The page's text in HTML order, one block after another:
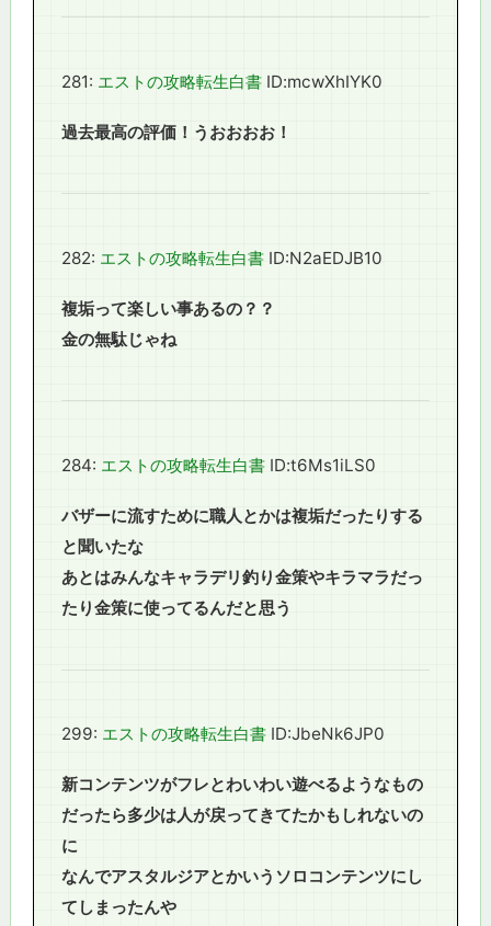
281: エストの攻略転生白書 ID:mcwXhIYK0
過去最高の評価！うおおおお！
282: エストの攻略転生白書 ID:N2aEDJB10
複垢って楽しい事あるの？？
金の無駄じゃね
284: エストの攻略転生白書 ID:t6Ms1iLS0
バザーに流すために職人とかは複垢だったりする
と聞いたな
あとはみんなキャラデリ釣り金策やキラマラだっ
たり金策に使ってるんだと思う
299: エストの攻略転生白書 ID:JbeNk6JP0
新コンテンツがフレとわいわい遊べるようなもの
だったら多少は人が戻ってきてたかもしれないの
に
なんでアスタルジアとかいうソロコンテンツにし
てしまったんや